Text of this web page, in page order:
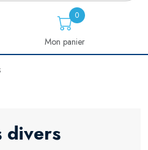
Mon panier
0
divers